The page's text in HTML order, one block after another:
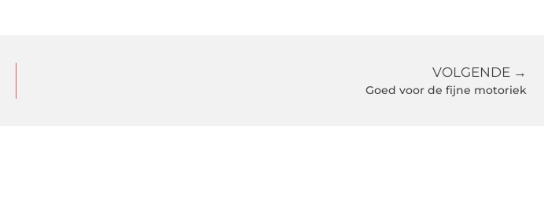
VOLGENDE →
Goed voor de fijne motoriek